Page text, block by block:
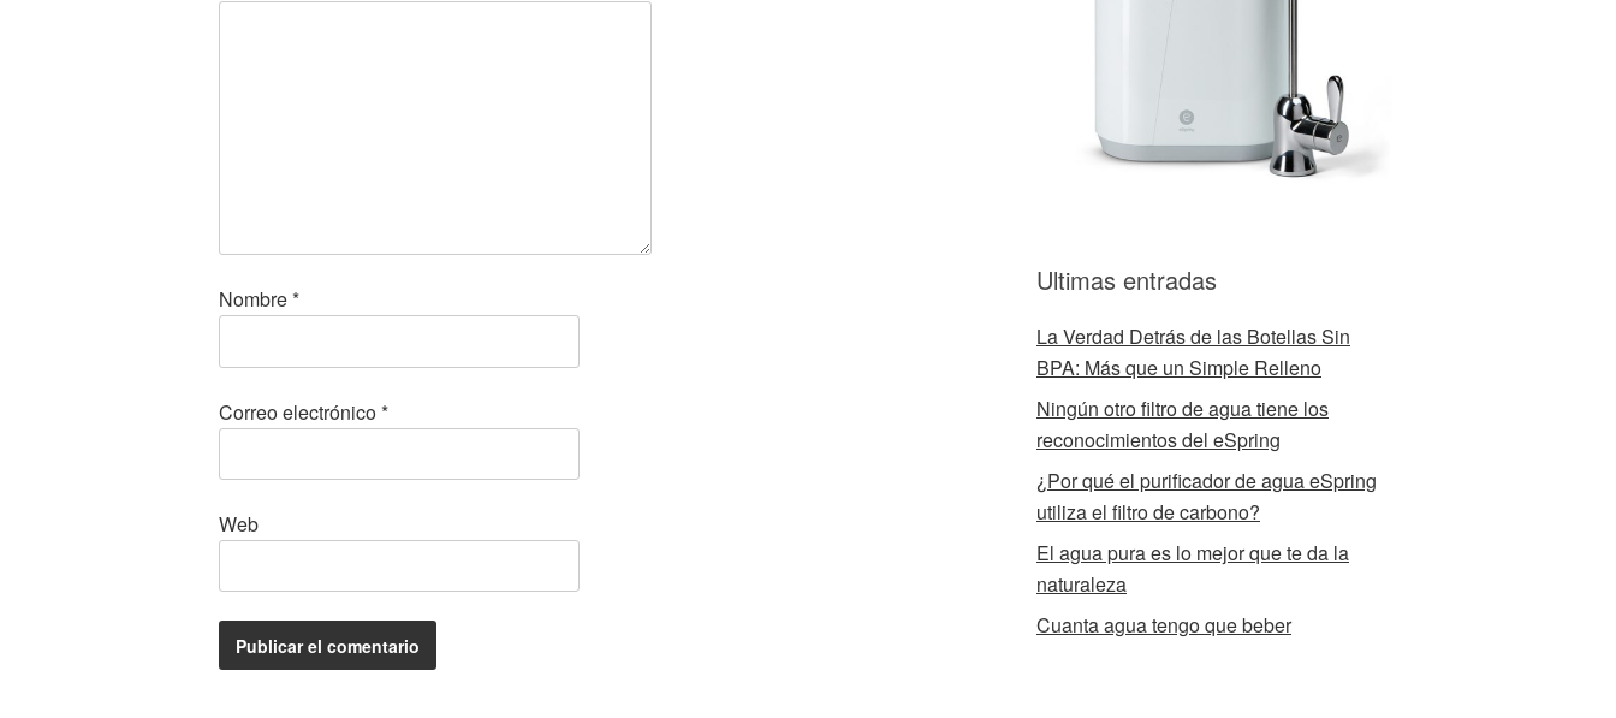
Nombre*
Correo electrónico*
Web
Ultimas entradas
La Verdad Detrás de las Botellas Sin
BPA: Más que un Simple Relleno
Ningún otro filtro de agua tiene los
reconocimientos del eSpring
¿Por qué el purificador de agua eSpring
utiliza el filtro de carbono?
El agua pura es lo mejor que te da la
naturaleza
Cuanta agua tengo que beber